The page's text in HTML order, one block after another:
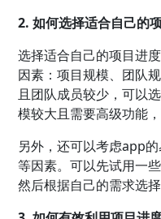
2. 如何选择适合自己的
选择适合自己的项目进
因素：项目规模、团队
且团队成员较少，可以
模较大且需要高级功能
另外，还可以考虑app
等因素。可以先试用一
然后根据自己的需求选